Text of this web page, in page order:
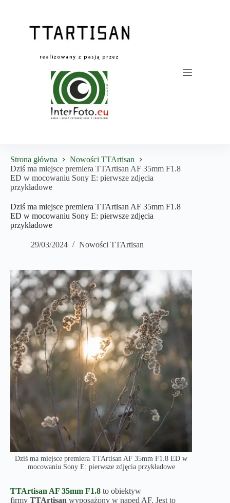
Strona główna
Nowości TTArtisan
Dziś ma miejsce premiera TTArtisan AF 35mm F1.8
ED w mocowaniu Sony E: pierwsze zdjęcia
przykładowe
Dziś ma miejsce premiera TTArtisan AF 35mm F1.8
ED w mocowaniu Sony E: pierwsze zdjęcia
przykładowe
29/03/2024 Nowości TTArtisan
Dziś ma miejsce premiera TTArtisan AF 35mm F1.8 ED w
mocowaniu Sony E: pierwsze zdjęcia przykładowe
TTArtisan AF 35mm F1.8 to obiektyw
firmy TTArtisan wyposażony w napęd AF. Jest to